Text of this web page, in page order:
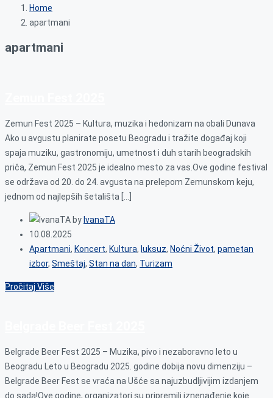
Home
apartmani
apartmani
Zemun Fest 2025 – Kultura, muzika i hedonizam na obali Dunava
Ako u avgustu planirate posetu Beogradu i tražite događaj koji
spaja muziku, gastronomiju, umetnost i duh starih beogradskih
priča, Zemun Fest 2025 je idealno mesto za vas.Ove godine festival
se održava od 20. do 24. avgusta na prelepom Zemunskom keju,
jednom od najlepših šetališta […]
by IvanaTA
10.08.2025
Apartmani, Koncert, Kultura, luksuz, Noćni Život, pametan
izbor, Smeštaj, Stan na dan, Turizam
Pročitaj Više
Belgrade Beer Fest 2025 – Muzika, pivo i nezaboravno leto u
Beogradu Leto u Beogradu 2025. godine dobija novu dimenziju –
Belgrade Beer Fest se vraća na Ušće sa najuzbudljivijim izdanjem
do sada!Ove godine, organizatori su pripremili iznenađenje koje